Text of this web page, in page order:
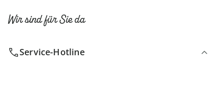
Wir sind für Sie da
Service-Hotline